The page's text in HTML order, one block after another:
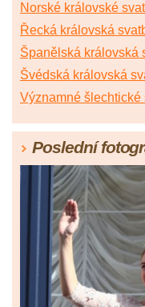
Norské královské
Řecká královská
Španělská královská
Švédská královská
Významné šlechtické
Poslední